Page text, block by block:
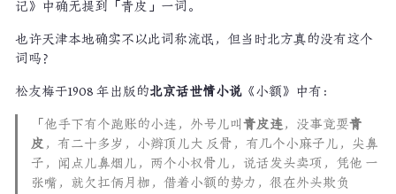
记》中确无提到「青皮」一词。
也许天津本地确实不以此词称流氓，但当时北方真的没有这个
词吗？
松友梅于1908 年出版的北京话世情小说 《小额》中有：
「他手下有个跑账的小连，外号儿叫青皮连 ，没事竟耍青
皮 ，有二十多岁，小辫顶儿大 反骨，有几个小麻子儿，尖鼻
子，闻点儿鼻烟儿，两个小权骨儿，说话发头卖项，凭他 一
张嘴，就欠扛俩月枷，借着小额的势力，很在外头欺负